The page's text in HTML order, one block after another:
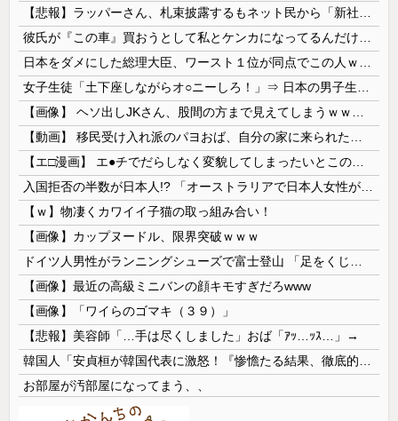
【ｗ】物凄くカワイイ子猫の取っ組み合い！
【画像】カップヌードル、限界突破ｗｗｗ
【画像】最近の高級ミニバンの顔キモすぎだろwww
【画像】「ワイらのゴマキ（３９）」
【悲報】美容師「…手は尽くしました」おば「ｱｯ…ｯｽ…」→
お部屋が汚部屋になってまう、、